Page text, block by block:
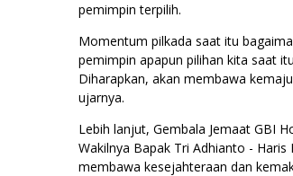
pemimpin terpilih.
Momentum pilkada saat itu
pemimpin apapun pilihan kita saat
Diharapkan, akan membawa
ujarnya.
Lebih lanjut, Gembala Jemaat GBI
Wakilnya Bapak Tri Adhianto -
membawa kesejahteraan dan